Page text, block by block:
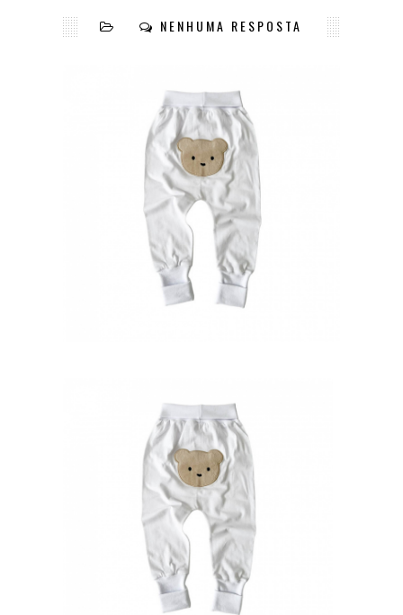
NENHUMA RESPOSTA